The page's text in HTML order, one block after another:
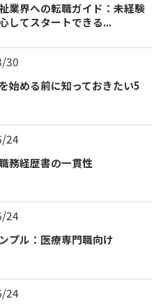
業界への転職ガイド：未経験
してスタートできる...
30
始める前に知っておきたい5
24
務経歴書の一貫性
24
プル：医療専門職向け
24